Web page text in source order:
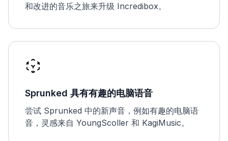
和改进的音乐之旅来升级 Incredibox。
Sprunked 具有有趣的电脑语音
尝试 Sprunked 中的新声音，例如有趣的电脑语
音，灵感来自 YoungScoller 和 KagiMusic。